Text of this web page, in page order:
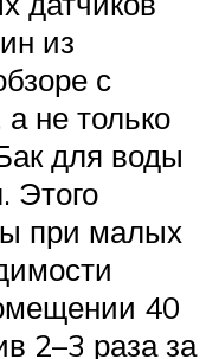
из
с
не только
для воды
Этого
при малых
40
2–3 раза за